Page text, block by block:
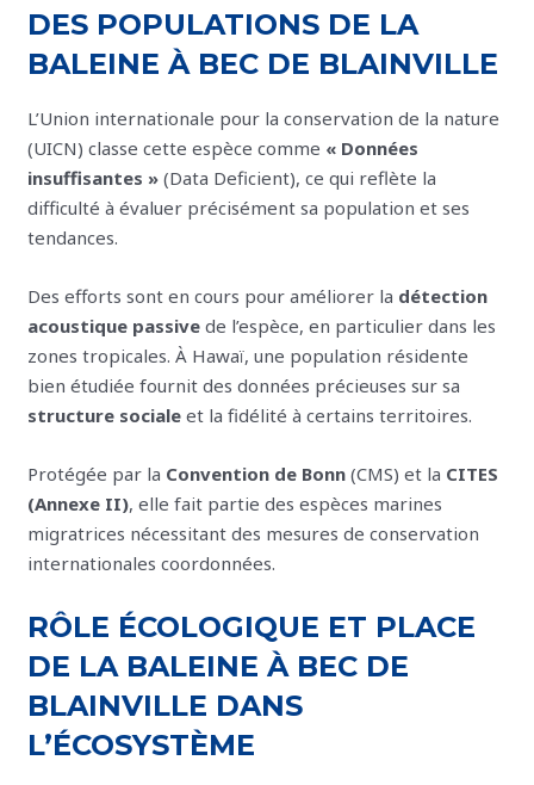
DES POPULATIONS DE LA
BALEINE À BEC DE BLAINVILLE
L’Union internationale pour la conservation de la nature
(UICN) classe cette espèce comme « Données
insuffisantes » (Data Deficient), ce qui reflète la
difficulté à évaluer précisément sa population et ses
tendances.
Des efforts sont en cours pour améliorer la détection
acoustique passive de l’espèce, en particulier dans les
zones tropicales. À Hawaï, une population résidente
bien étudiée fournit des données précieuses sur sa
structure sociale et la fidélité à certains territoires.
Protégée par la Convention de Bonn (CMS) et la CITES
(Annexe II), elle fait partie des espèces marines
migratrices nécessitant des mesures de conservation
internationales coordonnées.
RÔLE ÉCOLOGIQUE ET PLACE
DE LA BALEINE À BEC DE
BLAINVILLE DANS
L’ÉCOSYSTÈME